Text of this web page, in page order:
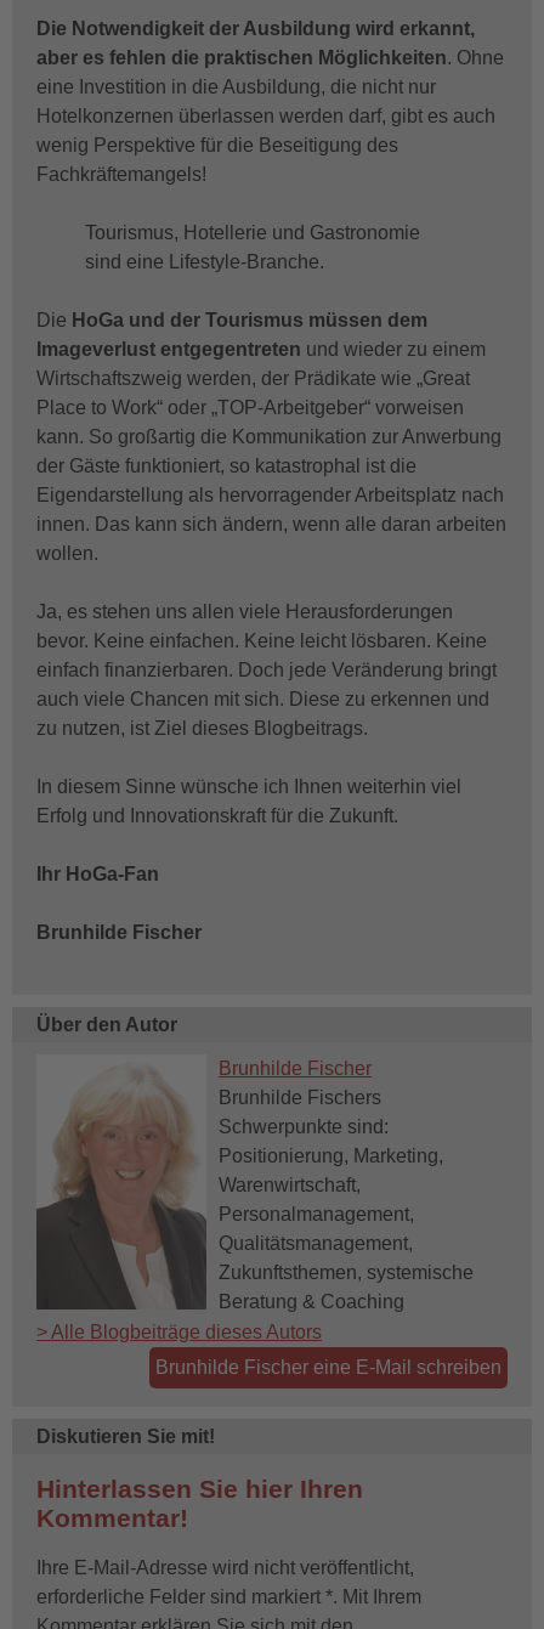
Die Notwendigkeit der Ausbildung wird erkannt,
aber es fehlen die praktischen Möglichkeiten. Ohne
eine Investition in die Ausbildung, die nicht nur
Hotelkonzernen überlassen werden darf, gibt es auch
wenig Perspektive für die Beseitigung des
Fachkräftemangels!
Tourismus, Hotellerie und Gastronomie
sind eine Lifestyle-Branche.
Die HoGa und der Tourismus müssen dem
Imageverlust entgegentreten und wieder zu einem
Wirtschaftszweig werden, der Prädikate wie „Great
Place to Work“ oder „TOP-Arbeitgeber“ vorweisen
kann. So großartig die Kommunikation zur Anwerbung
der Gäste funktioniert, so katastrophal ist die
Eigendarstellung als hervorragender Arbeitsplatz nach
innen. Das kann sich ändern, wenn alle daran arbeiten
wollen.
Ja, es stehen uns allen viele Herausforderungen
bevor. Keine einfachen. Keine leicht lösbaren. Keine
einfach finanzierbaren. Doch jede Veränderung bringt
auch viele Chancen mit sich. Diese zu erkennen und
zu nutzen, ist Ziel dieses Blogbeitrags.
In diesem Sinne wünsche ich Ihnen weiterhin viel
Erfolg und Innovationskraft für die Zukunft.
Ihr HoGa-Fan
Brunhilde Fischer
Über den Autor
Brunhilde Fischer
Brunhilde Fischers
Schwerpunkte sind:
Positionierung, Marketing,
Warenwirtschaft,
Personalmanagement,
Qualitätsmanagement,
Zukunftsthemen, systemische
Beratung & Coaching
> Alle Blogbeiträge dieses Autors
Brunhilde Fischer eine E-Mail schreiben
Diskutieren Sie mit!
Hinterlassen Sie hier Ihren
Kommentar!
Ihre E-Mail-Adresse wird nicht veröffentlicht,
erforderliche Felder sind markiert *. Mit Ihrem